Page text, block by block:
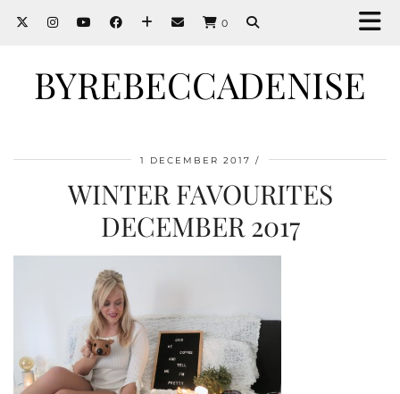
0
BYREBECCADENISE
1 DECEMBER 2017
WINTER FAVOURITES
DECEMBER 2017